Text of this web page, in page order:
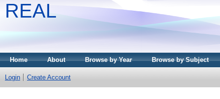
REAL
Home About Browse by Year Browse by Subject
Login Create Account